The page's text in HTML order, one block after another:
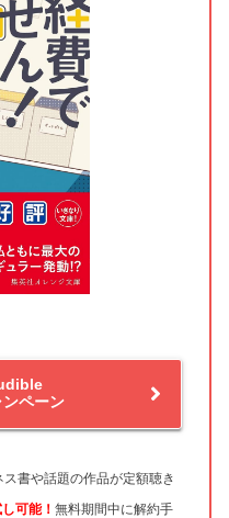
ペーン
書や話題の作品が定額聴き
可能！ 無料期間中に解約手